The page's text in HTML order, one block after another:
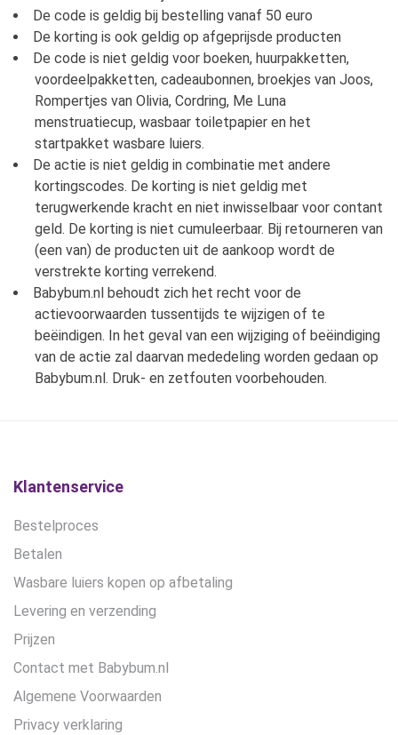
De code is geldig bij bestelling vanaf 50 euro
De korting is ook geldig op afgeprijsde producten
De code is niet geldig voor boeken, huurpakketten,
voordeelpakketten, cadeaubonnen, broekjes van Joos,
Rompertjes van Olivia, Cordring, Me Luna
menstruatiecup, wasbaar toiletpapier en het
startpakket wasbare luiers.
De actie is niet geldig in combinatie met andere
kortingscodes. De korting is niet geldig met
terugwerkende kracht en niet inwisselbaar voor contant
geld. De korting is niet cumuleerbaar. Bij retourneren van
(een van) de producten uit de aankoop wordt de
verstrekte korting verrekend.
Babybum.nl behoudt zich het recht voor de
actievoorwaarden tussentijds te wijzigen of te
beëindigen. In het geval van een wijziging of beëindiging
van de actie zal daarvan mededeling worden gedaan op
Babybum.nl. Druk- en zetfouten voorbehouden.
Klantenservice
Bestelproces
Betalen
Wasbare luiers kopen op afbetaling
Levering en verzending
Prijzen
Contact met Babybum.nl
Algemene Voorwaarden
Privacy verklaring